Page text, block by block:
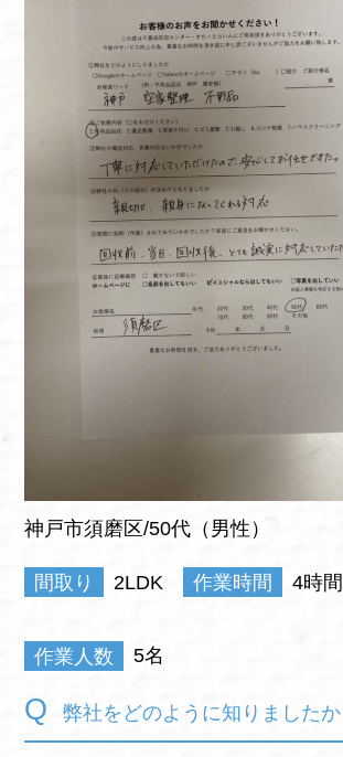
神戸市須磨区/50代（男性）
間取り 2LDK 作業時間 4時間
作業人数 5名
弊社をどのように知りましたか